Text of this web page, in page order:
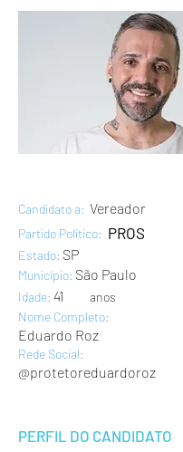
Candidato a: Vereador
Estado: SP
Partido Político:
Município: São Paulo
PROS
Idade: 41
anos
Nome Completo:
Eduardo Roz
Rede Social:
@protetoreduardoroz
PERFIL DO CANDIDATO